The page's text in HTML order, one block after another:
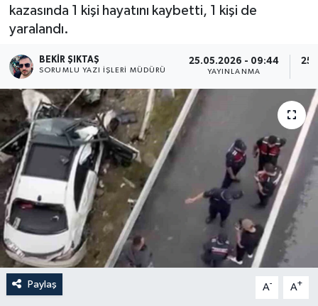
kazasında 1 kişi hayatını kaybetti, 1 kişi de
yaralandı.
BEKIR ŞIKTAŞ
SORUMLU YAZI İŞLERI MÜDÜRÜ
25.05.2026 - 09:44
YAYINLANMA
Paylaş A- A+